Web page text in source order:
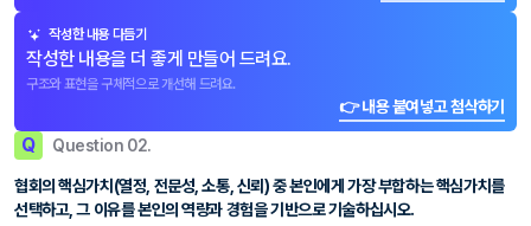
작성한 내용 다듬기
작성한 내용을 더 좋게 만들어 드려요.
구조와 표현을 구체적으로 개선해 드려요.
👉 내용 붙여넣고 첨삭하기
Q Question 02.
협회의 핵심가치(열정, 전문성, 소통, 신뢰) 중 본인에게 가장 부합하는 핵심가치를
선택하고, 그 이유를 본인의 역량과 경험을 기반으로 기술하십시오.